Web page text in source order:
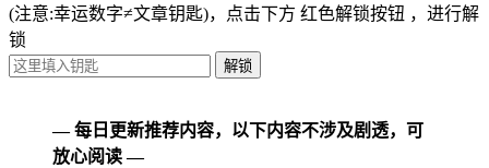
(注意:幸运数字≠文章钥匙)，点击下方 红色解锁按钮 ，进行解
锁
— 每日更新推荐内容，以下内容不涉及剧透，可
放心阅读 —